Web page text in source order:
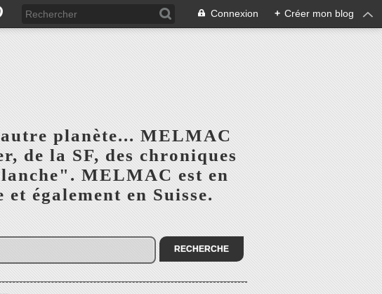
Connexion + Créer mon blog
planète... MELMAC
de la SF, des chroniques
MELMAC est en
également en Suisse.